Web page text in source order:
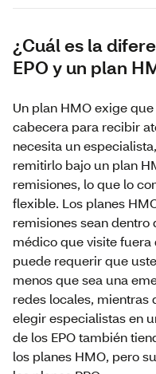
¿Cuál es la
EPO y un plan
Un plan HMO exige
cabecera para recibir
necesita un
remitirlo bajo un plan
remisiones, lo que lo
flexible. Los planes
remisiones sean
médico que visite fuera
puede requerir que
menos que sea una
redes locales, mientras
elegir especialistas en
de los EPO también
los planes HMO, pero